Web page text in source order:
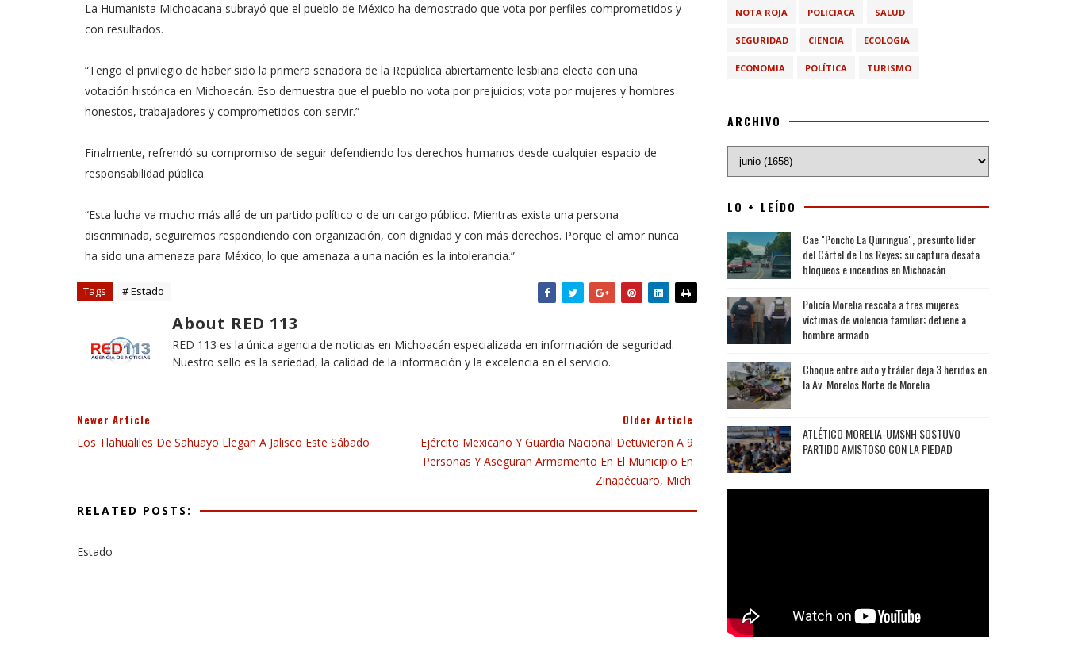
La Humanista Michoacana subrayó que el pueblo de México ha demostrado que vota por perfiles comprometidos y
con resultados.
“Tengo el privilegio de haber sido la primera senadora de la República abiertamente lesbiana electa con una
votación histórica en Michoacán. Eso demuestra que el pueblo no vota por prejuicios; vota por mujeres y hombres
honestos, trabajadores y comprometidos con servir.”
Finalmente, refrendó su compromiso de seguir defendiendo los derechos humanos desde cualquier espacio de
responsabilidad pública.
“Esta lucha va mucho más allá de un partido político o de un cargo público. Mientras exista una persona
discriminada, seguiremos respondiendo con organización, con dignidad y con más derechos. Porque el amor nunca
ha sido una amenaza para México; lo que amenaza a una nación es la intolerancia.”
Tags # Estado
About RED 113
RED 113 es la única agencia de noticias en Michoacán especializada en información de seguridad.
Nuestro sello es la seriedad, la calidad de la información y la excelencia en el servicio.
Newer Article
Los Tlahualiles De Sahuayo Llegan A Jalisco Este Sábado
Older Article
Ejército Mexicano Y Guardia Nacional Detuvieron A 9
Personas Y Aseguran Armamento En El Municipio En
Zinapécuaro, Mich.
RELATED POSTS:
Estado
NOTA ROJA POLICIACA SALUD
SEGURIDAD CIENCIA ECOLOGIA
ECONOMIA POLÍTICA TURISMO
ARCHIVO
LO + LEÍDO
Cae "Poncho La Quiringua", presunto líder
del Cártel de Los Reyes; su captura desata
bloqueos e incendios en Michoacán
Policía Morelia rescata a tres mujeres
víctimas de violencia familiar; detiene a
hombre armado
Choque entre auto y tráiler deja 3 heridos en
la Av. Morelos Norte de Morelia
ATLÉTICO MORELIA-UMSNH SOSTUVO
PARTIDO AMISTOSO CON LA PIEDAD